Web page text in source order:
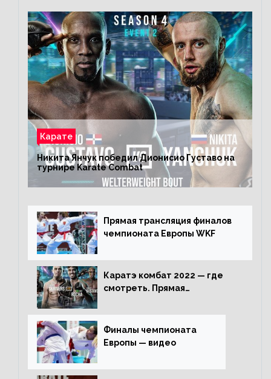
Карате
Никита Янчук победил Дионисио Густаво на
турнире Karate Combat
Прямая трансляция финалов
чемпионата Европы WKF
Каратэ комбат 2022 — где
смотреть. Прямая
Финалы чемпионата
Европы — видео